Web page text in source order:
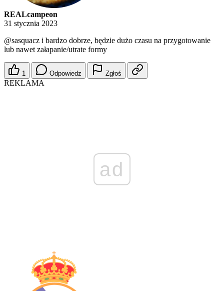
REALcampeon
31 stycznia 2023
@sasquacz i bardzo dobrze, będzie dużo czasu na przygotowanie
lub nawet załapanie/utrate formy
1 Odpowiedz Zgłoś
REKLAMA
ad